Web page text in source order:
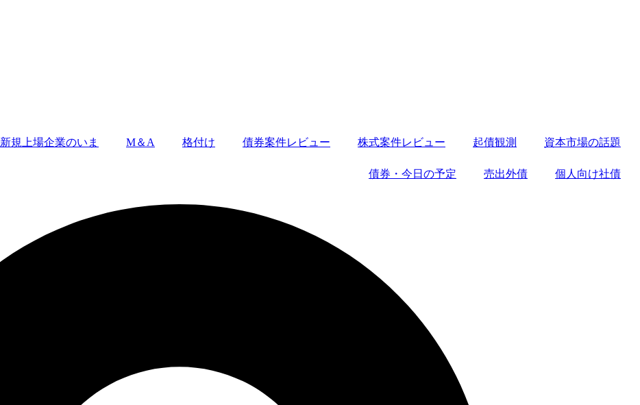
新規上場企業のいま M＆A 格付け 債券案件レビュー 株式案件レビュー 起債観測 資本市場の話題
債券・今日の予定 売出外債
個人向け社債